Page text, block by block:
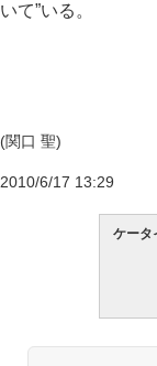
いて”いる。
(関口 聖)
2010/6/17 13:29
ケータ